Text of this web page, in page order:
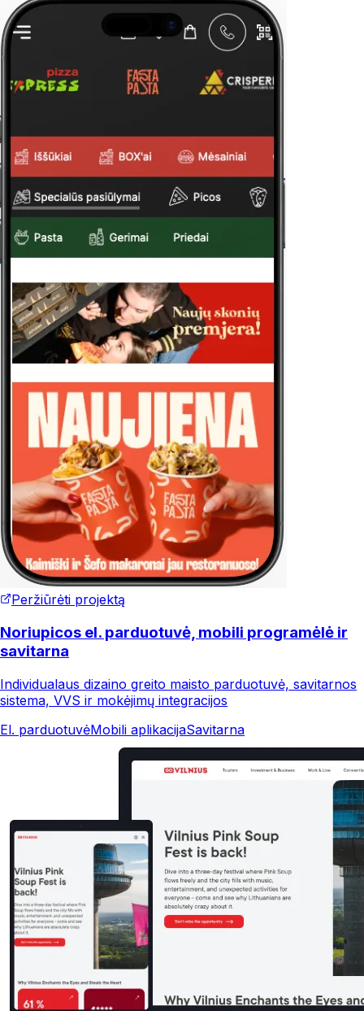
Peržiūrėti projektą
Noriupicos el. parduotuvė, mobili programėlė ir
savitarna
Individualaus dizaino greito maisto parduotuvė, savitarnos
sistema, VVS ir mokėjimų integracijos
El. parduotuvėMobili aplikacijaSavitarna